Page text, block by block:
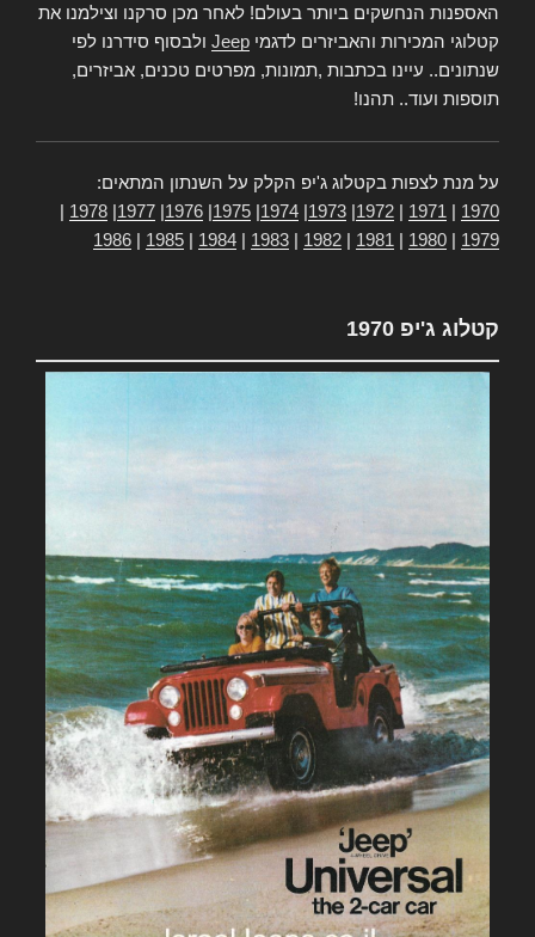
האספנות הנחשקים ביותר בעולם! לאחר מכן סרקנו וצילמנו את
קטלוגי המכירות והאביזרים לדגמי Jeep ולבסוף סידרנו לפי
שנתונים.. עיינו בכתבות ,תמונות, מפרטים טכנים, אביזרים,
תוספות ועוד.. תהנו!
על מנת לצפות בקטלוג ג'יפ הקלק על השנתון המתאים:
1970
1971
1972
1973
1974
1975
1976
1977
1978
1979
1980
1981
1982
1983
1984
1985
1986
קטלוג ג'יפ 1970